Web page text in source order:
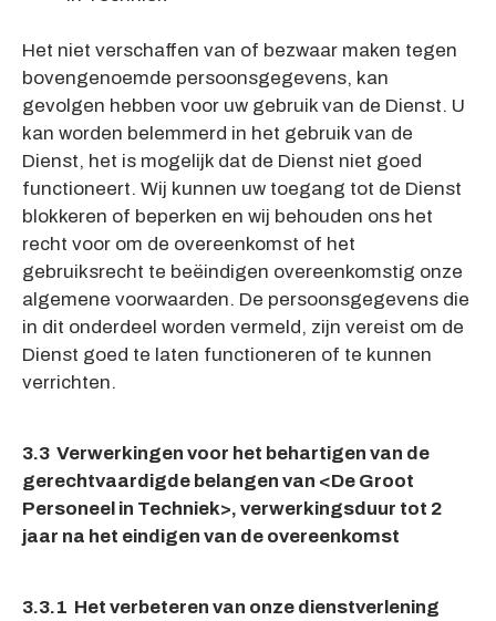
Het niet verschaffen van of bezwaar maken tegen
bovengenoemde persoonsgegevens, kan
gevolgen hebben voor uw gebruik van de Dienst. U
kan worden belemmerd in het gebruik van de
Dienst, het is mogelijk dat de Dienst niet goed
functioneert. Wij kunnen uw toegang tot de Dienst
blokkeren of beperken en wij behouden ons het
recht voor om de overeenkomst of het
gebruiksrecht te beëindigen overeenkomstig onze
algemene voorwaarden. De persoonsgegevens die
in dit onderdeel worden vermeld, zijn vereist om de
Dienst goed te laten functioneren of te kunnen
verrichten.
3.3 Verwerkingen voor het behartigen van de
gerechtvaardigde belangen van <De Groot
Personeel in Techniek>, verwerkingsduur tot 2
jaar na het eindigen van de overeenkomst
3.3.1 Het verbeteren van onze dienstverlening